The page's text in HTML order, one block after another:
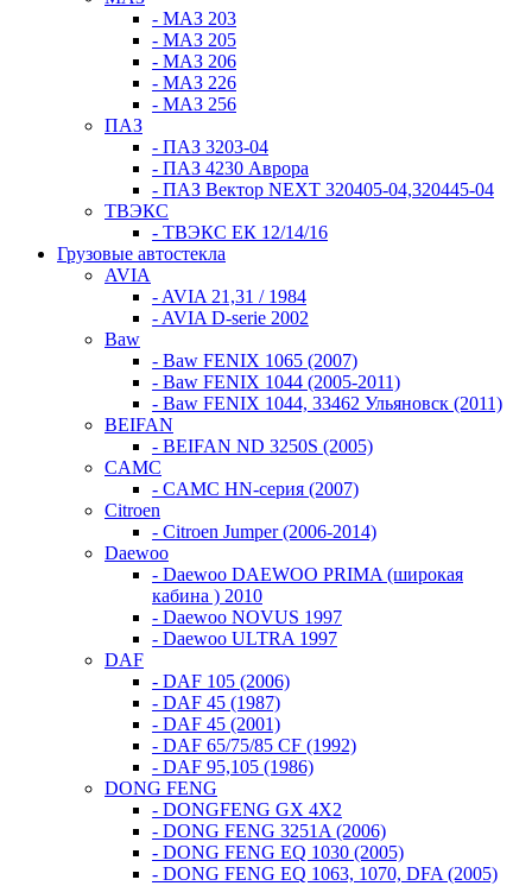
- МАЗ 203
- МАЗ 205
- МАЗ 206
- МАЗ 226
- МАЗ 256
ПАЗ
- ПАЗ 3203-04
- ПАЗ 4230 Аврора
- ПАЗ Вектор NEXT 320405-04,320445-04
ТВЭКС
- ТВЭКС ЕК 12/14/16
Грузовые автостекла
AVIA
- AVIA 21,31 / 1984
- AVIA D-serie 2002
Baw
- Baw FENIX 1065 (2007)
- Baw FENIX 1044 (2005-2011)
- Baw FENIX 1044, 33462 Ульяновск (2011)
BEIFAN
- BEIFAN ND 3250S (2005)
CAMC
- CAMC HN-серия (2007)
Citroen
- Citroen Jumper (2006-2014)
Daewoo
- Daewoo DAEWOO PRIMA (широкая
кабина ) 2010
- Daewoo NOVUS 1997
- Daewoo ULTRA 1997
DAF
- DAF 105 (2006)
- DAF 45 (1987)
- DAF 45 (2001)
- DAF 65/75/85 CF (1992)
- DAF 95,105 (1986)
DONG FENG
- DONGFENG GX 4X2
- DONG FENG 3251A (2006)
- DONG FENG EQ 1030 (2005)
- DONG FENG EQ 1063, 1070, DFA (2005)